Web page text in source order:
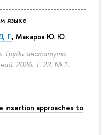
языке
Г., Макаров Ю. Ю.
Труды института
2026. Т. 22. № 1.
insertion approaches to